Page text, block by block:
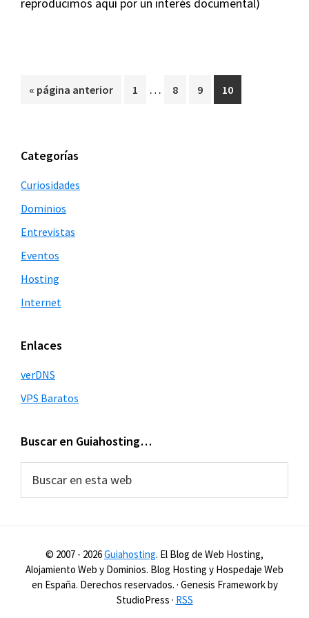
« Ir
página anterior Página
1
Páginas
… Página
8 Página
9 Página
10
Barra
lateral
principal
Categorías
Curiosidades
Dominios
Entrevistas
Eventos
Hosting
Internet
Enlaces
verDNS
VPS Baratos
Buscar en Guiahosting…
© 2007 - 2026Guiahosting. El Blog de Web Hosting,
Alojamiento Web y Dominios. Blog Hosting y Hospedaje Web
en España. Derechos reservados. · Genesis Framework by
StudioPress · RSS